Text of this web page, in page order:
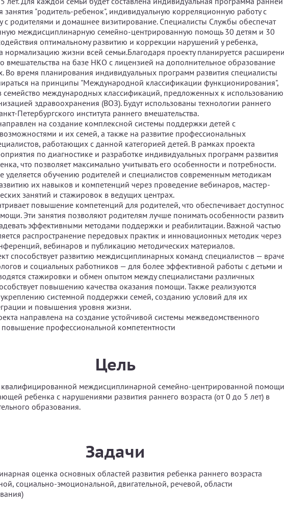
"родитель-ребенок", индивидуальную корреляционную работу с
с родителями и домашнее визитирование. Специалисты Службы обеспечат
междисциплинарную семейно-центрированную помощь 30 детям и 30
оптимальному развитию и коррекции нарушений у ребенка,
нормализацию жизни всей семьи.Благодаря проекту планируется
вмешательства на базе НКО с лицензией на дополнительное образование
Во время планирования индивидуальных программ развития специалисты
на принципы "Международной классификации функционирования",
семейство международных классификаций, предложенных к использованию
здравоохранения (ВОЗ). Будут использованы технологии раннего
Петербургского института раннего вмешательства.
на создание комплексной системы поддержки детей с
и их семей, а также на развитие профессиональных
работающих с данной категорией детей. В рамках проекта
по диагностике и разработке индивидуальных программ развития
что позволяет максимально учитывать его особенности и потребности.
уделяется обучению родителей и специалистов современным методикам
их навыков и компетенций через проведение вебинаров, мастер-
занятий и стажировок в ведущих центрах.
повышение компетенций для родителей, что обеспечивает
Эти занятия позволяют родителям лучше понимать особенности
эффективными методами поддержки и реабилитации. Важной частью
распространение передовых практик и инновационных методик через
вебинаров и публикацию методических материалов.
способствует развитию междисциплинарных команд специалистов —
и социальных работников — для более эффективной работы с детьми и
стажировки и обмен опытом между специалистами различных
повышению качества оказания помощи. Также реализуются
системной поддержки семей, созданию условий для их
и повышения уровня жизни.
направлена на создание устойчивой системы межведомственного
повышение профессиональной компетентности
Цель
квалифицированной междисциплинарной семейно-центрированной помощи
ребенка с нарушениями развития раннего возраста (от 0 до 5 лет) в
образования.
Задачи
оценка основных областей развития ребенка раннего возраста
социально-эмоциональной, двигательной, речевой, области